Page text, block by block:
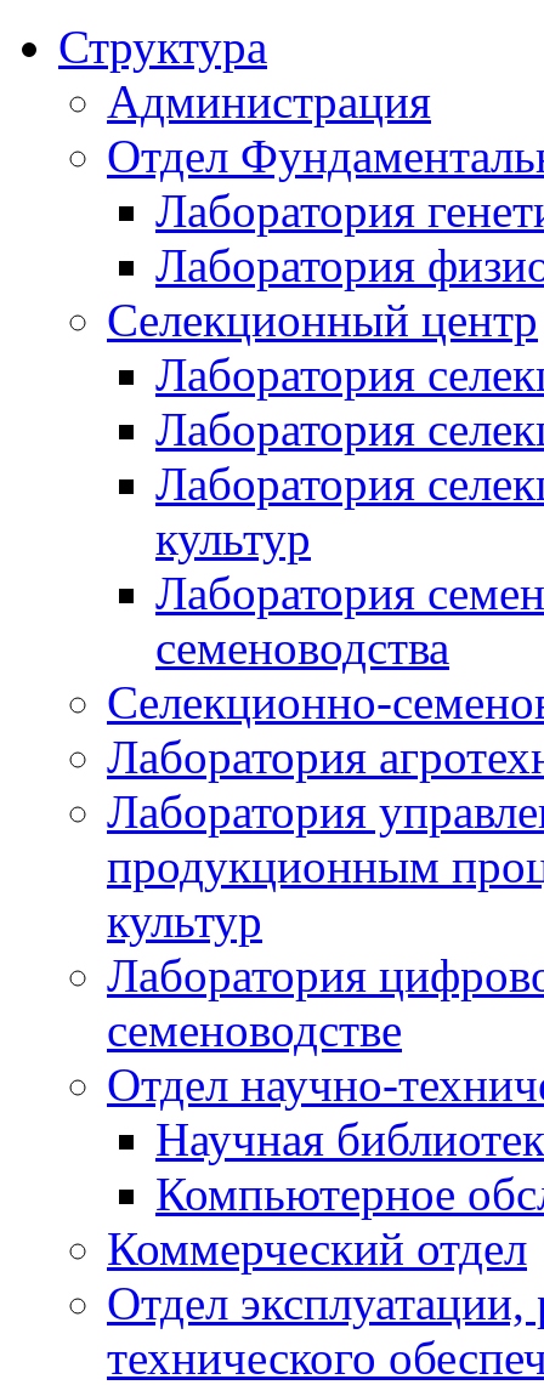
Структура
Администрация
Отдел
Лаборатория
Лаборатория
Селекционный центр
Лаборатория
Лаборатория
Лаборатория
культур
Лаборатория
семеноводства
Селекционно-
Лаборатория
Лаборатория
продукционным
культур
Лаборатория
семеноводстве
Отдел научно-
Научная
Компьютерное
Коммерческий отдел
Отдел
технического